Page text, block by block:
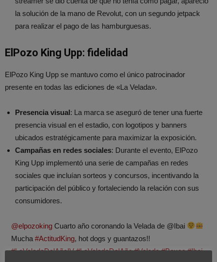
la solución de la mano de Revolut, con un segundo jetpack
para realizar el pago de las hamburguesas.
ElPozo King Upp: fidelidad
ElPozo King Upp se mantuvo como el único patrocinador
presente en todas las ediciones de «La Velada».
Presencia visual: La marca se aseguró de tener una fuerte
presencia visual en el estadio, con logotipos y banners
ubicados estratégicamente para maximizar la exposición.
Campañas en redes sociales: Durante el evento, ElPozo
King Upp implementó una serie de campañas en redes
sociales que incluían sorteos y concursos, incentivando la
participación del público y fortaleciendo la relación con sus
consumidores.
@elpozokingCuarto año coronando la Velada de @Ibai
Mucha #ActitudKing, hot dogs y guantazos!!
#LaVeladaDelAñoIV #LaVeladaDelAño #Velada #Boxeo #Ibai